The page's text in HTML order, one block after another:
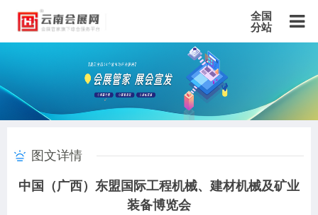
全国
分站
北京站 广东站 重庆站 天津站 江苏站
浙江站
安徽站
山东站 山西站 河南站 河北站
黑龙江站
甘肃站
新疆站
四川站
图文详情
中国（广西）东盟国际工程机械、建材机械及矿业
装备博览会